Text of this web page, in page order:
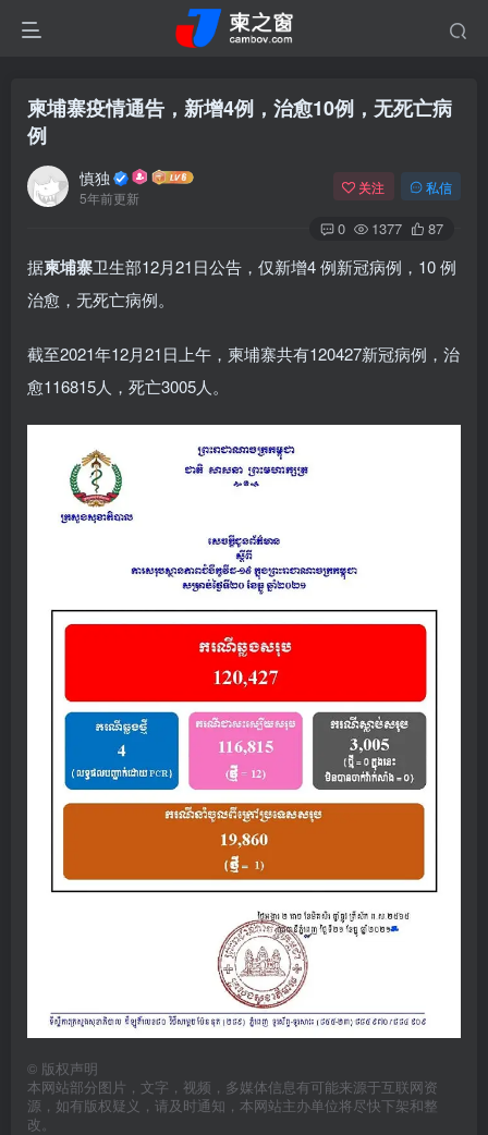
柬埔寨疫情通告，新增4例，治愈10例，无死亡病
例
慎独
5年前更新
关注 私信
0 1377 87
据柬埔寨卫生部12月21日公告，仅新增4 例新冠病例，10 例
治愈，无死亡病例。
截至2021年12月21日上午，柬埔寨共有120427新冠病例，治
愈116815人，死亡3005人。
© 版权声明
本网站部分图片，文字，视频，多媒体信息有可能来源于互联网资
源，如有版权疑义，请及时通知，本网站主办单位将尽快下架和整
改。